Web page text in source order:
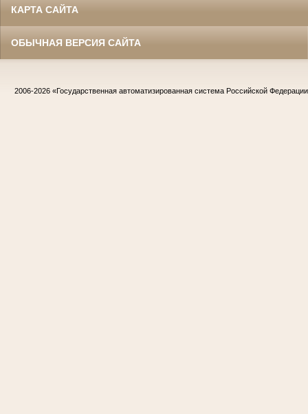
КАРТА САЙТА
ОБЫЧНАЯ ВЕРСИЯ САЙТА
2006-2026 «Государственная автоматизированная система Российской